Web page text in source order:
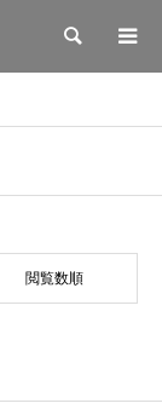
検索
閲覧数順